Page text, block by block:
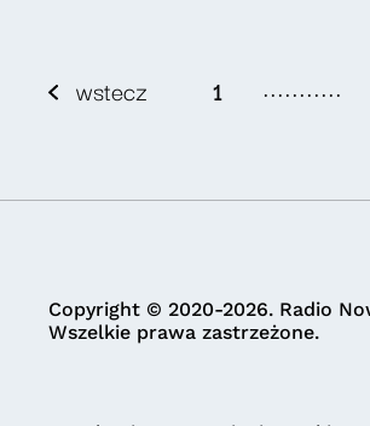
wstecz 1 ...........
Copyright © 2020-2026. Radio
Wszelkie prawa zastrzeżone.